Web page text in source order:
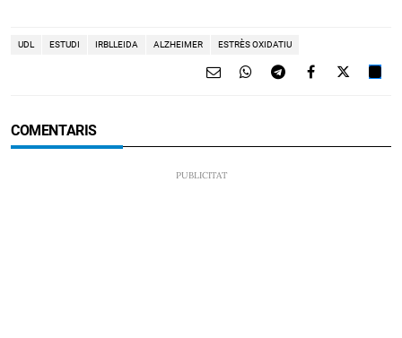
UDL ESTUDI IRBLLEIDA ALZHEIMER ESTRÈS OXIDATIU
COMENTARIS